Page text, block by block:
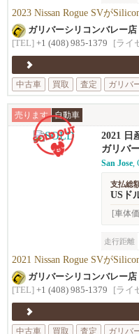
2023 Nissan Rogue SVが
ガリバーシリコンバレー店
[TEL] +1 (408) 985-1379 [ライ
中古車
買取 査定 ガリバ
売ります 自動車
2021 日
ガリバ
San Jose,
支払総
USド
[車体
走行距離
2021 Nissan Rogue SVが
ガリバーシリコンバレー店
[TEL] +1 (408) 985-1379 [ライ
中古車
買取 査定 ガリバ